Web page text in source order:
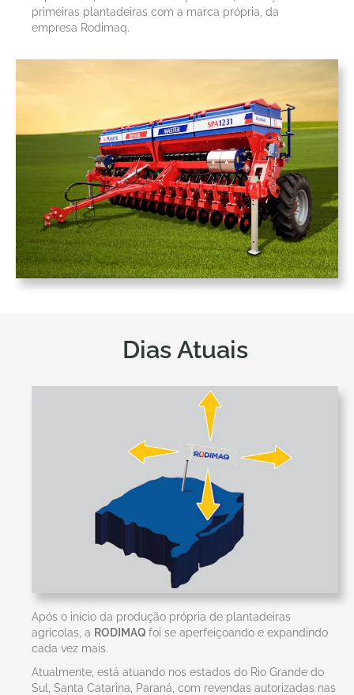
primeiras plantadeiras com a marca própria, da
empresa Rodimaq.
Dias Atuais
Após o início da produção própria de plantadeiras
agrícolas, a RODIMAQ foi se aperfeiçoando e expandindo
cada vez mais.
Atualmente, está atuando nos estados do Rio Grande do
Sul, Santa Catarina, Paraná, com revendas autorizadas nas